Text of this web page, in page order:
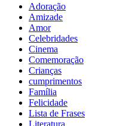
Adoração
Amizade
Amor
Celebridades
Cinema
Comemoração
Crianças
cumprimentos
Família
Felicidade
Lista de Frases
Literatura